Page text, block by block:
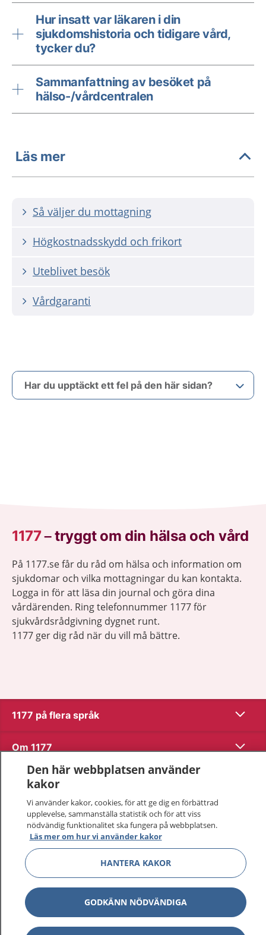
Hur insatt var läkaren i din
sjukdomshistoria och tidigare vård,
tycker du?
Sammanfattning av besöket på
hälso-/vårdcentralen
Läs mer
Så väljer du mottagning
Högkostnadsskydd och frikort
Uteblivet besök
Vårdgaranti
Har du upptäckt ett fel på den här sidan?
1177–tryggt om din hälsa och vård
På 1177.se får du råd om hälsa och information om
sjukdomar och vilka mottagningar du kan kontakta.
Logga in för att läsa din journal och göra dina
vårdärenden. Ring telefonnummer 1177 för
sjukvårdsrådgivning dygnet runt.
1177 ger dig råd när du vill må bättre.
1177 på flera språk Visa
Om 1177 Visa
Kontakt
Behandling av personuppgifter
Hantering av kakor
Inställningar för kakor
1177 – en tjänst frånInera.
Den här webbplatsen använder
kakor
Vi använder kakor, cookies, för att ge dig en förbättrad
upplevelse, sammanställa statistik och för att viss
nödvändig funktionalitet ska fungera på webbplatsen.
Läs mer om hur vi använder kakor
HANTERA KAKOR
GODKÄNN NÖDVÄNDIGA